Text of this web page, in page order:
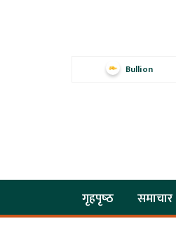
Bullion
गृहपृष्‍ठ समाचार